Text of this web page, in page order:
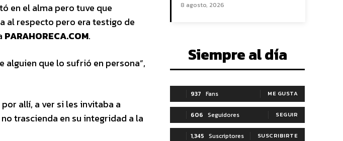
en el alma pero tuve que
al respecto pero era testigo de
PARAHORECA.COM.
que lo sufrió en persona”,
allí, a ver si les invitaba a
trascienda en su integridad a la
8 agosto, 2026
Siempre al día
937 Fans ME GUSTA
606 Seguidores SEGUIR
1,345 Suscriptores SUSCRIBIRTE